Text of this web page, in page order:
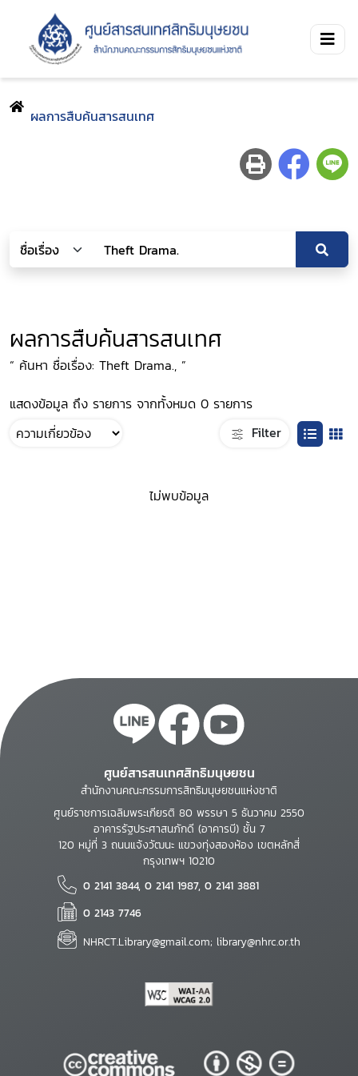
ผลการสืบค้นสารสนเทศ
ผลการสืบค้นสารสนเทศ
“ ค้นหา ชื่อเรื่อง: Theft Drama., ”
แสดงข้อมูล ถึง รายการ จากทั้งหมด 0 รายการ
Filter
ไม่พบข้อมูล
ศูนย์สารสนเทศสิทธิมนุษยชน
สำนักงานคณะกรรมการสิทธิมนุษยชนแห่งชาติ
ศูนย์ราชการเฉลิมพระเกียรติ 80 พรรษา 5 ธันวาคม 2550
อาคารรัฐประศาสนภักดี (อาคารบี) ชั้น 7
120 หมู่ที่ 3 ถนนแจ้งวัฒนะ แขวงทุ่งสองห้อง เขตหลักสี่
กรุงเทพฯ 10210
0 2141 3844, 0 2141 1987, 0 2141 3881
0 2143 7746
NHRCT.Library@gmail.com; library@nhrc.or.th